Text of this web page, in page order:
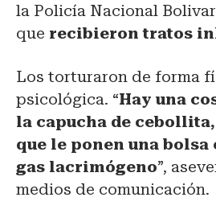
la Policía Nacional
que recibieron tratos
Los torturaron de forma
psicológica. “Hay una
la capucha de
que le ponen una bolsa
gas lacrimógeno”,
medios de comunicación.